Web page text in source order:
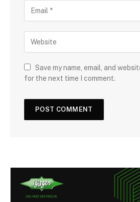
Save my name, email, and
for the next time I comment.